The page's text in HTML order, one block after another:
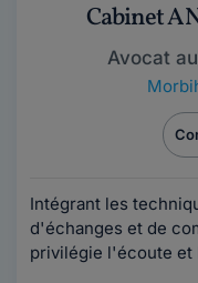
Cabinet
Avocat
Intégrant les
d'échanges et de
privilégie l'écoute et